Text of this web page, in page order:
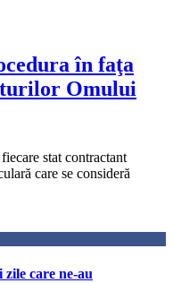
în faţa
Omului
stat contractant
care se consideră
zile care ne-au